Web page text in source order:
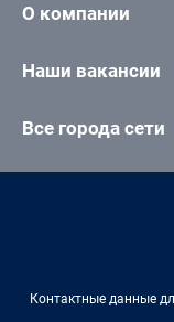
О компании
Наши вакансии
Все города сети
Контактные данные